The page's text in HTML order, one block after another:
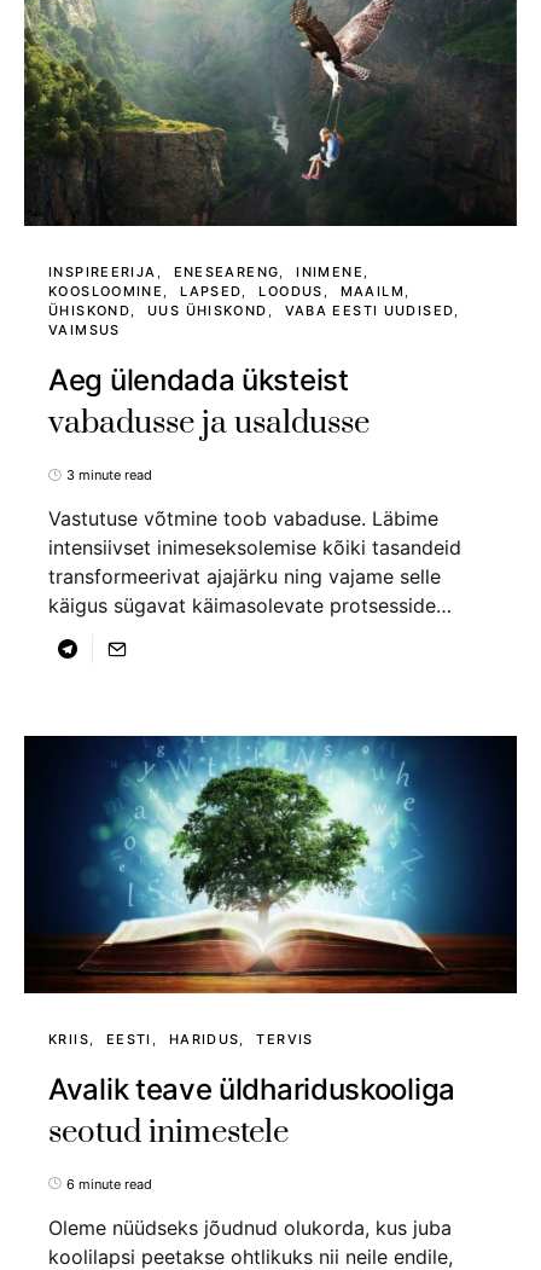
INSPIREERIJA ENESEARENG
INIMENE
KOOSLOOMINE
LAPSED LOODUS
MAAILM
ÜHISKOND
UUS ÜHISKOND
VABA EESTI UUDISED
VAIMSUS
Aeg ülendada üksteist
vabadusse ja usaldusse
3 minute read
Vastutuse võtmine toob vabaduse. Läbime
intensiivset inimeseksolemise kõiki tasandeid
transformeerivat ajajärku ning vajame selle
käigus sügavat käimasolevate protsesside…
KRIIS EESTI HARIDUS TERVIS
Avalik teave üldhariduskooliga
seotud inimestele
6 minute read
Oleme nüüdseks jõudnud olukorda, kus juba
koolilapsi peetakse ohtlikuks nii neile endile,